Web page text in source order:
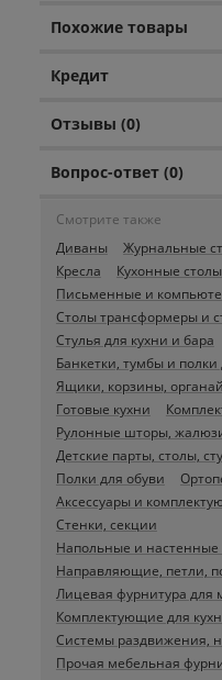
Похожие товары
Кредит
Отзывы (0)
Вопрос-ответ (0)
Смотрите также
Диваны
Журнальные
Кресла
Кухонные
Письменные и
Столы трансформеры и
Стулья для кухни и бара
Банкетки, тумбы и полки
Ящики, корзины,
Готовые кухни
Рулонные шторы,
Детские парты, столы,
Полки для обуви
Аксессуары и
Стенки, секции
Напольные и
Направляющие, петли,
Лицевая фурнитура для
Комплектующие для
Системы раздвижения,
Прочая мебельная